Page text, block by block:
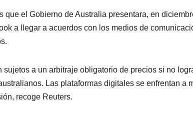
el Gobierno de Australia presentara, en
a llegar a acuerdos con los medios de
a un arbitraje obligatorio de precios si no
Las plataformas digitales se enfrentan a
recoge Reuters.